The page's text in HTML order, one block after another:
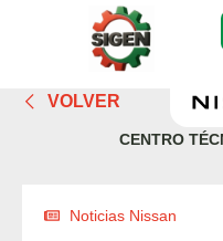
VOLVER
CENTRO
Noticias Nissan